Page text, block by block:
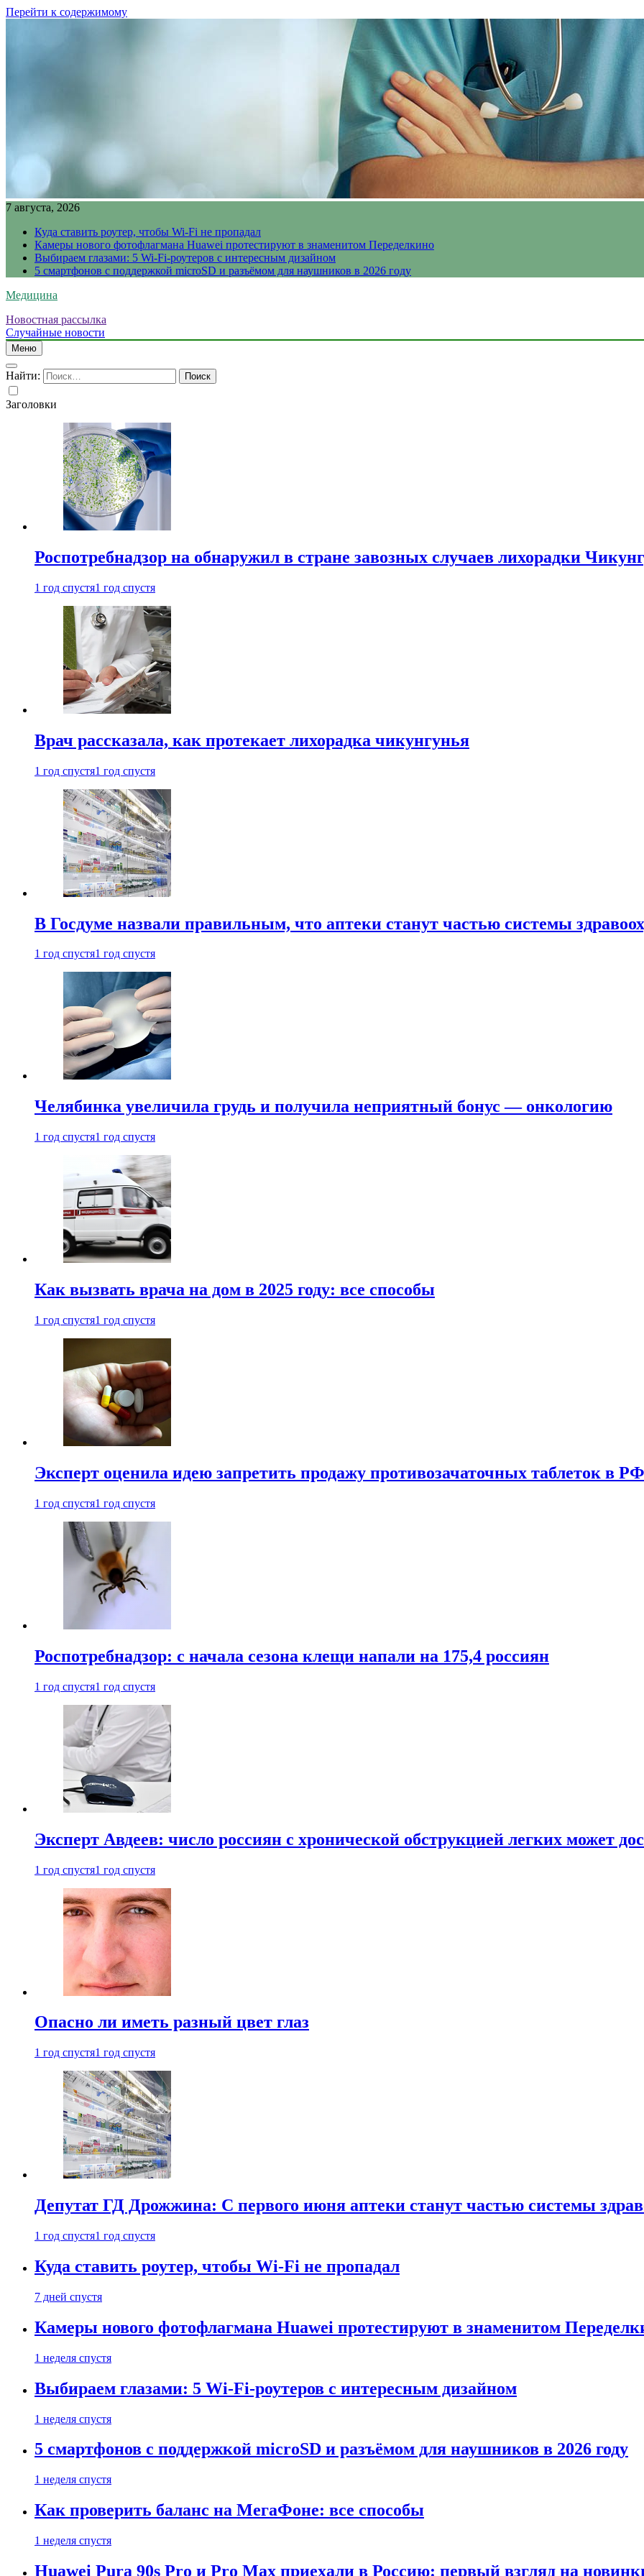
Перейти к содержимому
7 августа, 2026
Куда ставить роутер, чтобы Wi-Fi не пропадал
Камеры нового фотофлагмана Huawei протестируют в знаменитом Переделкино
Выбираем глазами: 5 Wi-Fi-роутеров с интересным дизайном
5 смартфонов с поддержкой microSD и разъёмом для наушников в 2026 году
Медицина
Новостная рассылка
Случайные новости
Меню
Найти:
Заголовки
Роспотребнадзор на обнаружил в стране завозных случаев лихорадки
1 год спустя1 год спустя
Врач рассказала, как протекает лихорадка чикунгунья
1 год спустя1 год спустя
В Госдуме назвали правильным, что аптеки станут частью системы
1 год спустя1 год спустя
Челябинка увеличила грудь и получила неприятный бонус — онкологию
1 год спустя1 год спустя
Как вызвать врача на дом в 2025 году: все способы
1 год спустя1 год спустя
Эксперт оценила идею запретить продажу противозачаточных таблеток в РФ
1 год спустя1 год спустя
Роспотребнадзор: с начала сезона клещи напали на 175,4 россиян
1 год спустя1 год спустя
Эксперт Авдеев: число россиян с хронической обструкцией легких может
1 год спустя1 год спустя
Опасно ли иметь разный цвет глаз
1 год спустя1 год спустя
Депутат ГД Дрожжина: С первого июня аптеки станут частью системы
1 год спустя1 год спустя
Куда ставить роутер, чтобы Wi-Fi не пропадал
7 дней спустя
Камеры нового фотофлагмана Huawei протестируют в знаменитом
1 неделя спустя
Выбираем глазами: 5 Wi-Fi-роутеров с интересным дизайном
1 неделя спустя
5 смартфонов с поддержкой microSD и разъёмом для наушников в 2026 году
1 неделя спустя
Как проверить баланс на МегаФоне: все способы
1 неделя спустя
Huawei Pura 90s Pro и Pro Max приехали в Россию: первый взгляд на